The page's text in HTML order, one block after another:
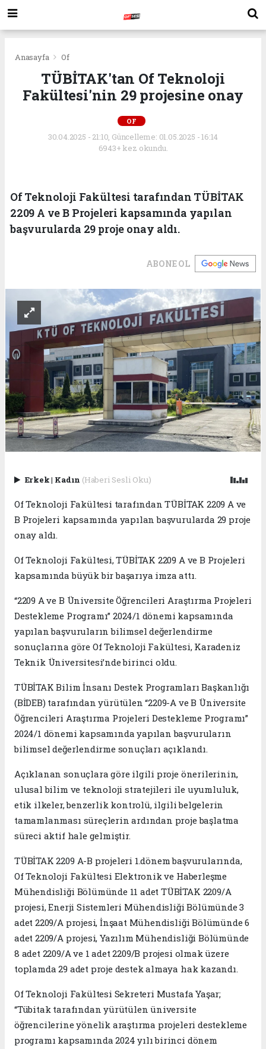
Anasayfa Of
TÜBİTAK'tan Of Teknoloji
Fakültesi'nin 29 projesine onay
OF
30.04.2025 - 21:10, Güncelleme: 01.05.2025 - 16:14
6943+ kez okundu.
Of Teknoloji Fakültesi tarafından TÜBİTAK
2209 A ve B Projeleri kapsamında yapılan
başvurularda 29 proje onay aldı.
ABONE OL
Erkek| Kadın (Haberi Sesli Oku)
Of Teknoloji Fakültesi tarafından TÜBİTAK 2209 A ve
B Projeleri kapsamında yapılan başvurularda 29 proje
onay aldı.
Of Teknoloji Fakültesi, TÜBİTAK 2209 A ve B Projeleri
kapsamında büyük bir başarıya imza attı.
“2209 A ve B Üniversite Öğrencileri Araştırma Projeleri
Destekleme Programı” 2024/1 dönemi kapsamında
yapılan başvuruların bilimsel değerlendirme
sonuçlarına göre Of Teknoloji Fakültesi, Karadeniz
Teknik Üniversitesi’nde birinci oldu.
TÜBİTAK Bilim İnsanı Destek Programları Başkanlığı
(BİDEB) tarafından yürütülen “2209-A ve B Üniversite
Öğrencileri Araştırma Projeleri Destekleme Programı”
2024/1 dönemi kapsamında yapılan başvuruların
bilimsel değerlendirme sonuçları açıklandı.
Açıklanan sonuçlara göre ilgili proje önerilerinin,
ulusal bilim ve teknoloji stratejileri ile uyumluluk,
etik ilkeler, benzerlik kontrolü, ilgili belgelerin
tamamlanması süreçlerin ardından proje başlatma
süreci aktif hale gelmiştir.
TÜBİTAK 2209 A-B projeleri 1.dönem başvurularında,
Of Teknoloji Fakültesi Elektronik ve Haberleşme
Mühendisliği Bölümünde 11 adet TÜBİTAK 2209/A
projesi, Enerji Sistemleri Mühendisliği Bölümünde 3
adet 2209/A projesi, İnşaat Mühendisliği Bölümünde 6
adet 2209/A projesi, Yazılım Mühendisliği Bölümünde
8 adet 2209/A ve 1 adet 2209/B projesi olmak üzere
toplamda 29 adet proje destek almaya hak kazandı.
Of Teknoloji Fakültesi Sekreteri Mustafa Yaşar;
“Tübitak tarafından yürütülen üniversite
öğrencilerine yönelik araştırma projeleri destekleme
programı kapsamında 2024 yılı birinci dönem